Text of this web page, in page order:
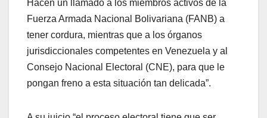
Hacen un llamado a los miembros activos de la
Fuerza Armada Nacional Bolivariana (FANB) a
tener cordura, mientras que a los órganos
jurisdiccionales competentes en Venezuela y al
Consejo Nacional Electoral (CNE), para que le
pongan freno a esta situación tan delicada”.